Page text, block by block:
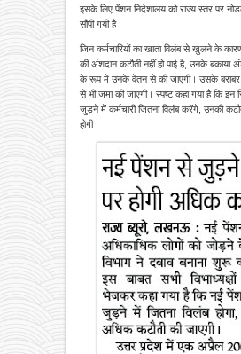
इसके लिए पेंशन निदेशालय को राज्य स्तर पर
सौंपी गयी है।
जिन कर्मचारियों का खाता विलंब से खुलने के
की अंशदान कटौती नहीं हो पाई है, उनके बकाया
के रूप में उनके वेतन से की जाएगी। उसके बराबर
से भी जमा की जाएगी। स्पष्ट कहा गया है कि इन
जुड़ने में कर्मचारी जितना विलंब करेंगे, उनकी
होगी।